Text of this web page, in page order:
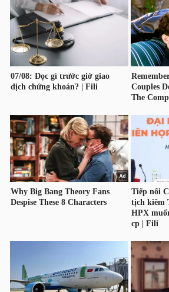
HÓA
KINH
TẾ
THẾ
GIỚI
ĐÔNG
TÀI